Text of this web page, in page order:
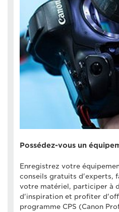
Possédez-vous un
Enregistrez votre
conseils gratuits d'experts,
votre matériel, participer à
d'inspiration et profiter
programme CPS (Canon